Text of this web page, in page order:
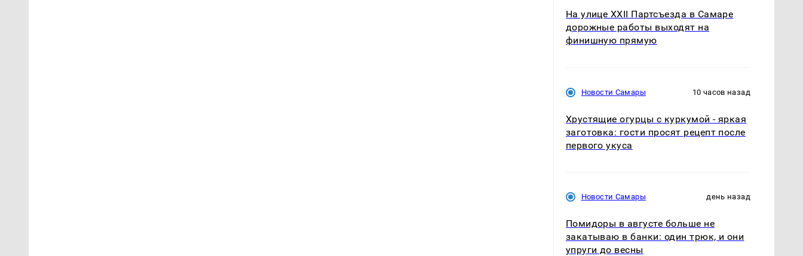
На улице XXII Партсъезда в Самаре
дорожные работы выходят на
финишную прямую
Новости Самары 10 часов назад
Хрустящие огурцы с куркумой - яркая
заготовка: гости просят рецепт после
первого укуса
Новости Самары день назад
Помидоры в августе больше не
закатываю в банки: один трюк, и они
упруги до весны